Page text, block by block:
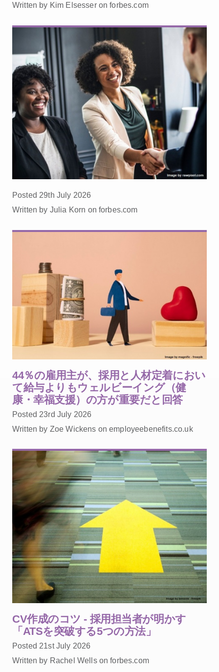
Written by Kim Elsesser on forbes.com
Posted 29th July 2026
Written by Julia Korn on forbes.com
44％の雇用主が、採用と人材定着におい
て給与よりもウェルビーイング（健
康・幸福支援）の方が重要だと回答
Posted 23rd July 2026
Written by Zoe Wickens on employeebenefits.co.uk
CV作成のコツ - 採用担当者が明かす
「ATSを突破する5つの方法」
Posted 21st July 2026
Written by Rachel Wells on forbes.com